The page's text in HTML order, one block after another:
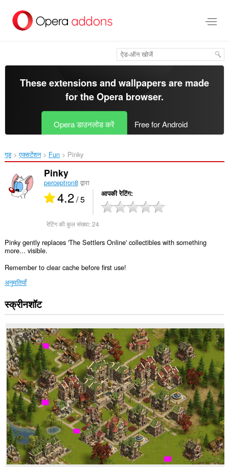
सामग्री
These extensions and wallpapers are made
for theOpera browser.
Opera डाउनलोड करें Free for Android
गृह एक्सटेंशन Fun Pinky‎
Pinky
perceptron8द्वारा
4.2/ 5 आपकी रेटिंग
रेटिंग की कुल संख्या:24
Pinky gently replaces 'The Settlers Online' collectibles with something
more... visible.
Remember to clear cache before first use!
अनुमतियाँ
यह
एक्सटेंशन
वेबसाइट
पर
आपके
डेटा
तक
पहुँच
प्राप्त
कर
सकता
है।
स्क्रीनशॉट